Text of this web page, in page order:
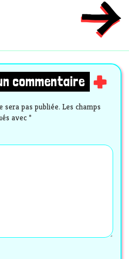
commentaire
sera pas publiée. Les champs
avec*